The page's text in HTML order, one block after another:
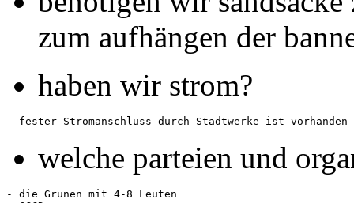
zum aufhängen der
haben wir strom?
welche parteien und
- die Grünen mit 4-8 Leuten